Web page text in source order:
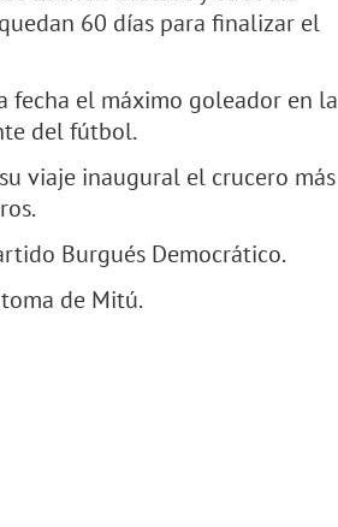
60 días para finalizar el
fecha el máximo goleador en la
del fútbol.
viaje inaugural el crucero más
Burgués Democrático.
de Mitú.